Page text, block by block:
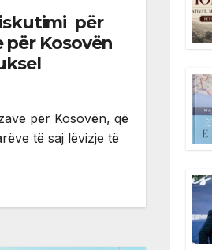
për
për Kosovën
për Kosovën, që
të saj lëvizje të